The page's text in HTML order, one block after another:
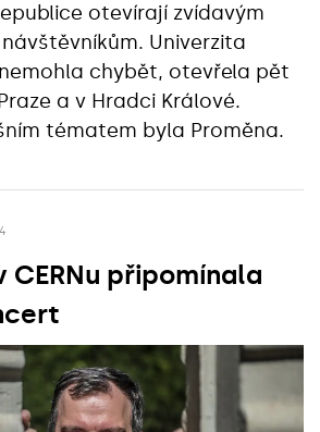
otevírají zvídavým
Univerzita
chybět, otevřela pět
a v Hradci Králové.
tématem byla Proměna.
připomínala